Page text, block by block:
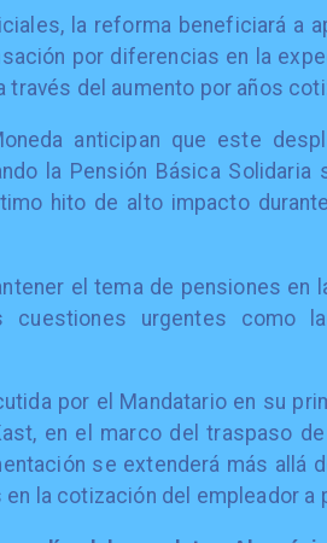
la reforma beneficiará a
por diferencias en la
través del aumento por años
anticipan que este
la Pensión Básica Solidaria
hito de alto impacto
el tema de pensiones en
cuestiones urgentes como
por el Mandatario en su
en el marco del traspaso
se extenderá más allá
la cotización del empleador a